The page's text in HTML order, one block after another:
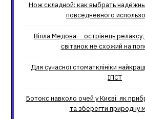
Нож складной: как выбрать
повседневного
Вілла Медова – острівець
світанок не схожий на
Для сучасної стоматклініки
ІПСТ
Ботокс навколо очей у Києві: як
та зберегти природну